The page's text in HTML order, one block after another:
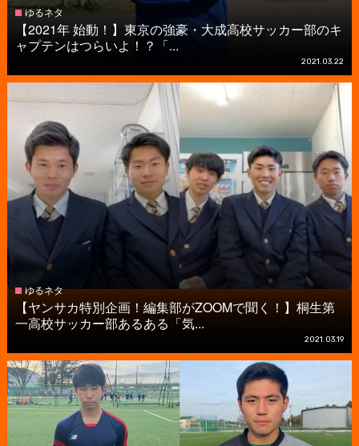
ゆるネタ
【2021年 始動！】東京の強豪・大成高校サッカー部のキ
ャプテンはつらいよ！？「...
2021.03.22
ゆるネタ
【ヤンサカ特別企画！編集部がZOOMで聞く！】桐生第
一高校サッカー部あるある「気...
2021.03.19